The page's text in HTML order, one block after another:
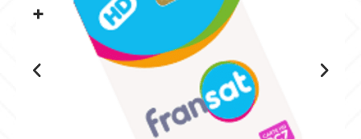
+
Carte Fransat de dernière
génération à renouveler tous
les 4 ans pour la réception des
chaines de Fransat par satellite
Carte Fransat PC7 4